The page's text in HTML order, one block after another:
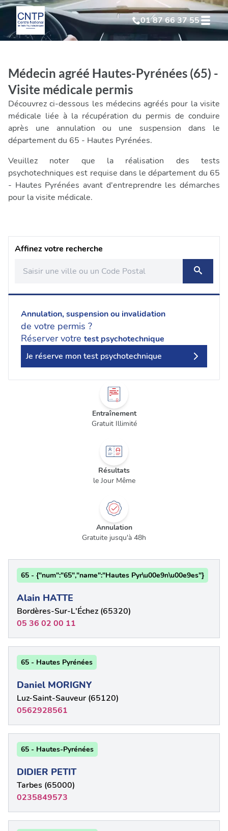
01 87 66 37 55
Test Psychotechnique suite à annulation
Test Psychotechniquesuite à invalidation
Test Psychotechniqueprofessionnel
Médecin agréé Hautes-Pyrénées (65) -
Visite médicale permis
Découvrez ci-dessous les médecins agréés pour la visite
médicale liée à la récupération du permis de conduire
après une annulation ou une suspension dans le
département du 65 - Hautes Pyrénées.
Veuillez noter que la réalisation des tests
psychotechniques est requise dans le département du 65
- Hautes Pyrénées avant d'entreprendre les démarches
pour la visite médicale.
Affinez votre recherche
Annulation, suspension ou invalidation
de votre permis ?
Réserver votre test psychotechnique
Je réserve mon test psychotechnique
Entraînement
Gratuit Illimité
Résultats
le Jour Même
Annulation
Gratuite jusqu'à 48h
65 - {"num":"65","name":"Hautes Pyr\u00e9n\u00e9es"}
Alain HATTE
Bordères-Sur-L'Échez (65320)
05 36 02 00 11
65 - Hautes Pyrénées
Daniel MORIGNY
Luz-Saint-Sauveur (65120)
0562928561
65 - Hautes-Pyrénées
DIDIER PETIT
Tarbes (65000)
0235849573